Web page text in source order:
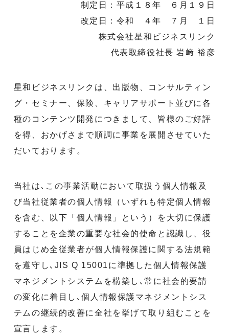
制定日：平成１８年 ６月１９日
改定日：令和 ４年 ７月 １日
株式会社星和ビジネスリンク
代表取締役社長 岩﨑 裕彦
星和ビジネスリンクは、出版物、コンサルティン
グ・セミナー、保険、キャリアサポート並びに各
種のコンテンツ開発につきまして、皆様のご好評
を得、おかげさまで順調に事業を展開させていた
だいております。
当社は､この事業活動において取扱う個人情報及
び当社従業者の個人情報（いずれも特定個人情報
を含む、以下「個人情報」という）を大切に保護
することを企業の重要な社会的使命と認識し、役
員はじめ全従業者が個人情報保護に関する法規範
を遵守し､JIS Q 15001に準拠した個人情報保護
マネジメントシステムを構築し､常に社会的要請
の変化に着目し､個人情報保護マネジメントシス
テムの継続的改善に全社を挙げて取り組むことを
宣言します。